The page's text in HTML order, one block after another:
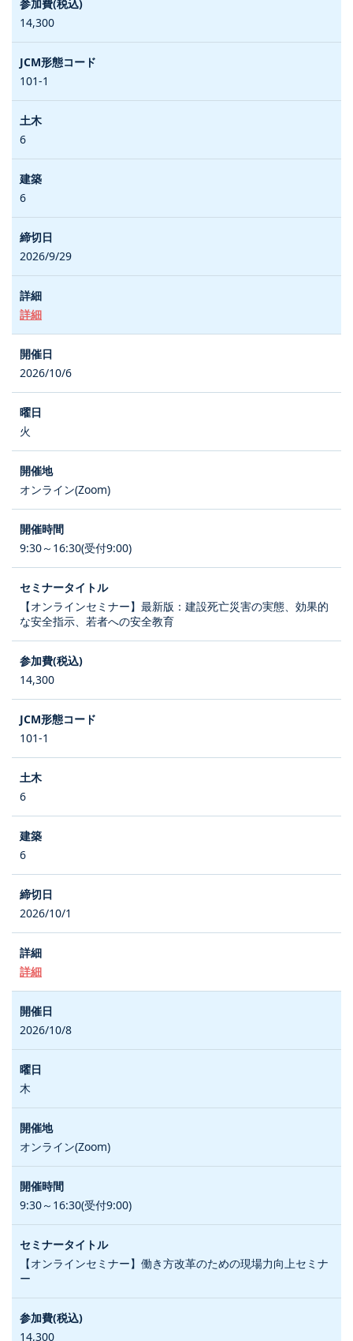
14,300
101-1
6
6
2026/9/29
詳細
2026/10/6
火
オンライン(Zoom)
9:30～16:30(受付9:00)
【オンラインセミナー】最新版：建設死亡災害の実態、効果的
な安全指示、若者への安全教育
14,300
101-1
6
6
2026/10/1
詳細
2026/10/8
木
オンライン(Zoom)
9:30～16:30(受付9:00)
【オンラインセミナー】働き方改革のための現場力向上セミナ
ー
14,300